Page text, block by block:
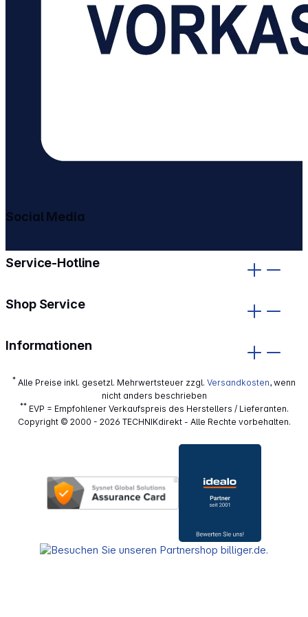
Service-Hotline
Shop Service
Informationen
Social Media
* Alle Preise inkl. gesetzl. Mehrwertsteuer zzgl. Versandkosten, wenn
nicht anders beschrieben
**EVP = Empfohlener Verkaufspreis des Herstellers / Lieferanten.
Copyright © 2000 - 2026 TECHNIKdirekt - Alle Rechte vorbehalten.